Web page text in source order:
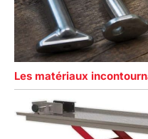
Les matériaux